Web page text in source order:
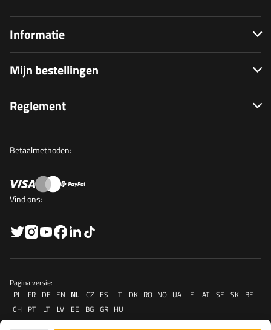
Informatie
Mijn bestellingen
Reglement
Betaalmethoden:
Vind ons:
Pagina versie:
PL
FR DE EN NL CZ ES IT DK RO NO UA IE AT SE SK BE
CH
PT LT LV EE BG GR HU